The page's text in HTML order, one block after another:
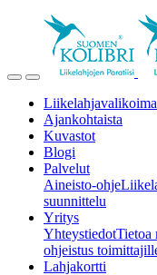
Liikelahjavalikoima
Ajankohtaista
Kuvastot
Blogi
Palvelut
Aineisto-ohje
suunnittelu
Yritys
YhteystiedotTietoa
ohjeistus
Lahjakortti